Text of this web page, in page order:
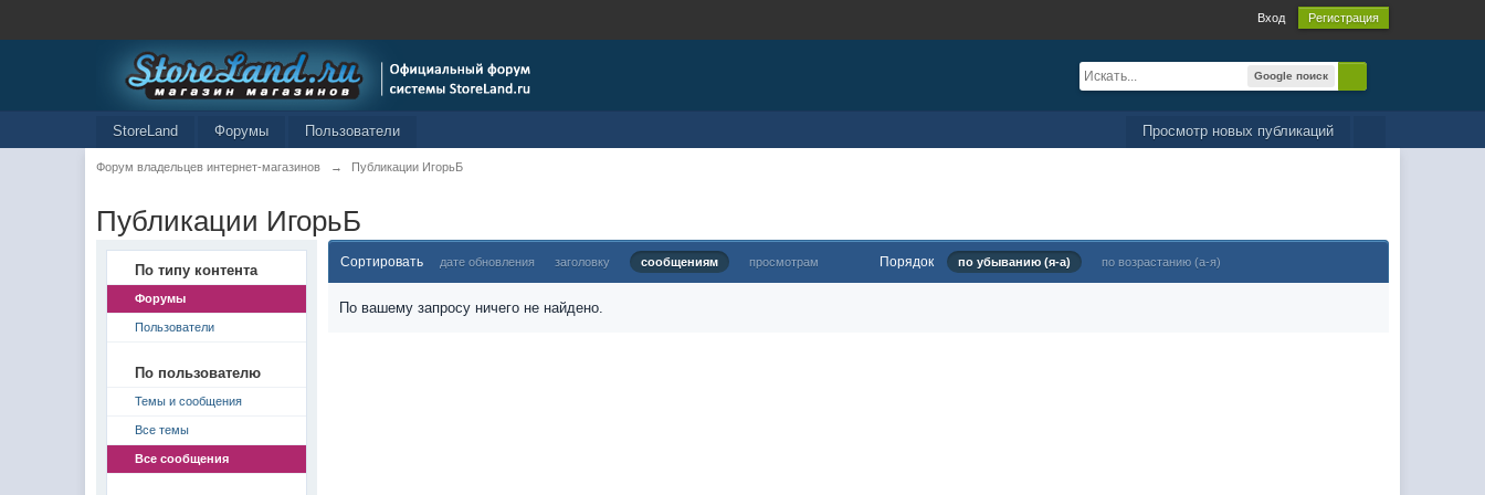
Вход Регистрация
Google поиск
Просмотр новых публикаций
StoreLand Форумы Пользователи
Форум владельцев интернет-магазинов → Публикации ИгорьБ
Публикации ИгорьБ
По типу контента
Форумы
Пользователи
По пользователю
Темы и сообщения
Все темы
Все сообщения
Сортировать дате обновления заголовку сообщениям просмотрам Порядок по убыванию (я-а) по возрастанию (а-я)
По вашему запросу ничего не найдено.